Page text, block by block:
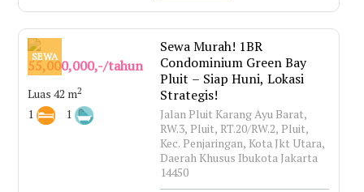
SEWA
55,000,000,-/tahun
Luas 42 m2
1 1
Sewa Murah! 1BR
Condominium Green Bay
Pluit – Siap Huni, Lokasi
Strategis!
Jalan Pluit Karang Ayu Barat,
RW.3, Pluit, RT.20/RW.2, Pluit,
Kec. Penjaringan, Kota Jkt Utara,
Daerah Khusus Ibukota Jakarta
14450